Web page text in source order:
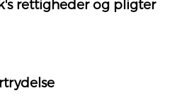
rettigheder og pligter